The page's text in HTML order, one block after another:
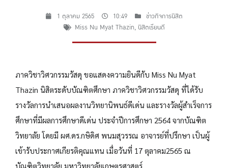
1 ตุลาคม 2565 10:49
ข่าวกิจการนิสิต
Miss Nu Myat Thazin, นิสิตเรียนดี
ภาควิชาวิศวกรรมวัสดุ ขอแสดงความยินดีกับ Miss Nu Myat
Thazin นิสิตระดับบัณฑิตศึกษา ภาควิชาวิศวกรรมวัสดุ ที่ได้รับ
รางวัลการนำเสนอผลงานวิทยานิพนธ์ดีเด่น และรางวัลผู้สำเร็จการ
ศึกษาที่มีผลการศึกษาดีเด่น ประจำปีการศึกษา 2564 จากบัณฑิต
วิทยาลัย โดยมี ผศ.ดร.กษิดิศ พนมสุวรรณ อาจารย์ที่ปรึกษา เป็นผู้
เข้ารับประกาศเกียรติคุณแทน เมื่อวันที่ 17 ตุลาคม2565 ณ
บัณฑิตวิทยาลัย มหาวิทยาลัยเกษตรศาสตร์